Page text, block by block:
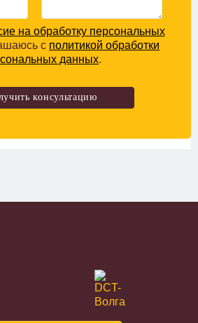
на обработку персональных
с политикой обработки
данных.